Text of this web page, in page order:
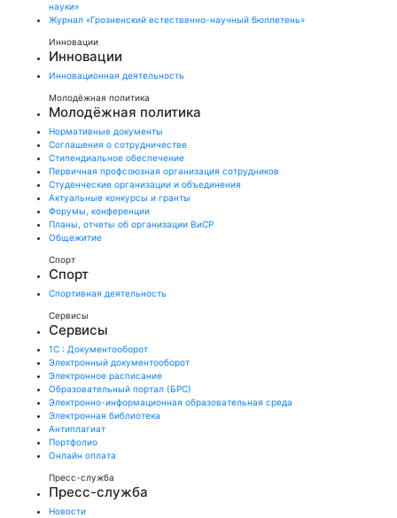
науки»
Журнал «Грозненский естественно-научный бюллетень»
Инновации
Инновации
Инновационная деятельность
Молодёжная политика
Молодёжная политика
Нормативные документы
Соглашения о сотрудничестве
Стипендиальное обеспечение
Первичная профсоюзная организация сотрудников
Студенческие организации и объединения
Актуальные конкурсы и гранты
Форумы, конференции
Планы, отчеты об организации ВиСР
Общежитие
Спорт
Спорт
Спортивная деятельность
Сервисы
Сервисы
1С : Документооборот
Электронный документооборот
Электронное расписание
Образовательный портал (БРС)
Электронно-информационная образовательная среда
Электронная библиотека
Антиплагиат
Портфолио
Онлайн оплата
Пресс-служба
Пресс-служба
Новости